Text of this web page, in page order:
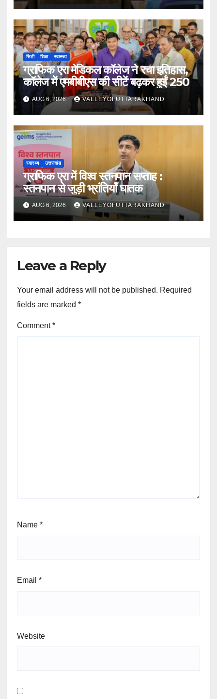
सिटी शिक्षा स्वास्थ्य
ग्राफिक एरा मेडिकल कॉलेज ने रचा इतिहास,
कॉलेज में एमबीबीएस की सीटें बढ़कर हुईं 250
AUG 6, 2026 VALLEYOFUTTARAKHAND
स्वास्थ्य उत्तराखंड
ग्राफिक एरा में विश्व स्तनपान सप्ताह :
स्तनपान से जुड़ी भ्रांतियाँ घातक
AUG 6, 2026 VALLEYOFUTTARAKHAND
Leave a Reply
Your email address will not be published. Required
fields are marked *
Comment*
Name *
Email *
Website